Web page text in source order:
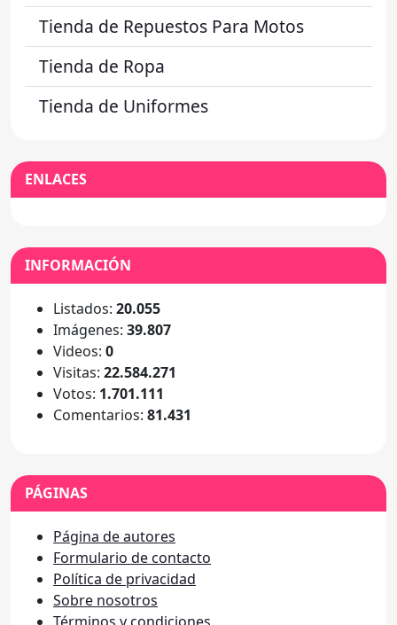
Tienda de Repuestos Para Motos
Tienda de Ropa
Tienda de Uniformes
ENLACES
INFORMACIÓN
Listados: 20.055
Imágenes: 39.807
Videos: 0
Visitas: 22.584.271
Votos: 1.701.111
Comentarios: 81.431
PÁGINAS
Página de autores
Formulario de contacto
Política de privacidad
Sobre nosotros